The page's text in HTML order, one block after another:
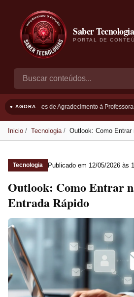
Saber
PORTAL DE
● AGORAFrases de Agradecimento à Professora
Inicio Tecnologia Outlook: Como Entrar
Tecnologia Publicado em 12/05/2026 às
Outlook: Como Entrar
Entrada Rápido